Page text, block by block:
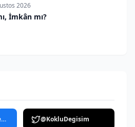
2026
İmkân mı?
@Kokludegisimmedya @KokluDegisim